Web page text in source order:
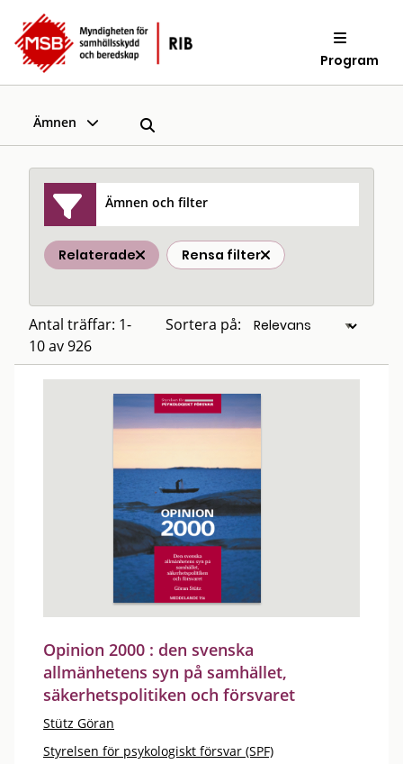
Program
Ämnen
Ämnen och filter
Relaterade Rensa filter
Antal träffar: 1-
10 av 926
Sortera på:
Opinion 2000 : den svenska
allmänhetens syn på samhället,
säkerhetspolitiken och försvaret
Stütz Göran
Styrelsen för psykologiskt försvar (SPF)